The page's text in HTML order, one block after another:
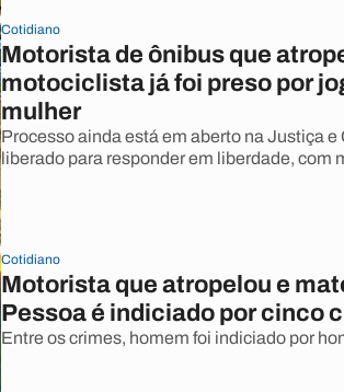
Cotidiano
Motorista de ônibus que
motociclista já foi preso por
mulher
Processo ainda está em aberto na Justiça
liberado para responder em liberdade, com
Cotidiano
Motorista que atropelou e
Pessoa é indiciado por cinco
Entre os crimes, homem foi indiciado por